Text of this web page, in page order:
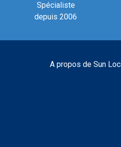
Spécialiste
depuis 2006
A propos de Sun